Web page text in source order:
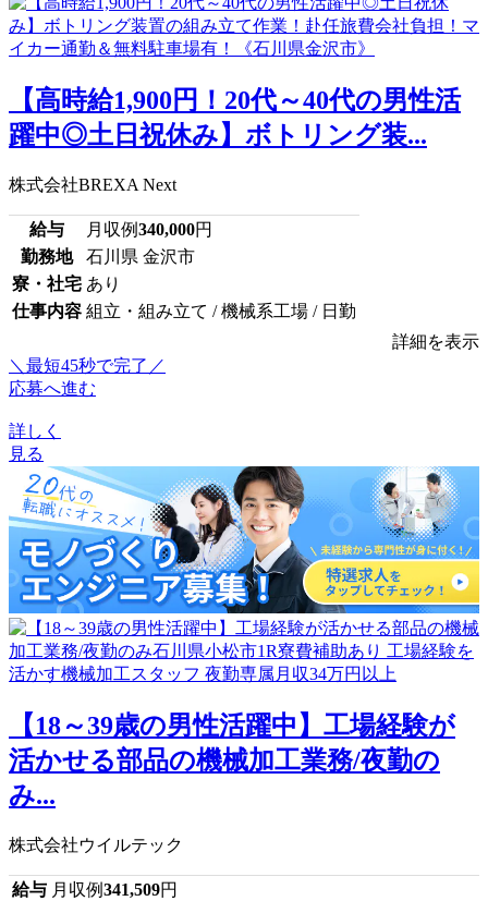
【高時給1,900円！20代～40代の男性活
躍中◎土日祝休み】ボトリング装...
株式会社BREXA Next
給与 月収例340,000円
勤務地
石川県 金沢市
寮・社宅 あり
仕事内容 組立・組み立て / 機械系工場 / 日勤
詳細を表示
＼最短45秒で完了／
応募へ進む
詳しく
見る
【18～39歳の男性活躍中】工場経験が
活かせる部品の機械加工業務/夜勤の
み...
株式会社ウイルテック
給与 月収例341,509円